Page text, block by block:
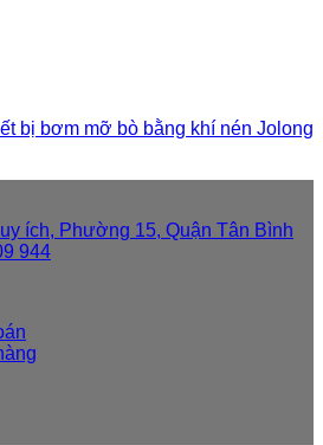
bị bơm mỡ bò bằng khí nén Jolong
ích, Phường 15, Quận Tân Bình
944